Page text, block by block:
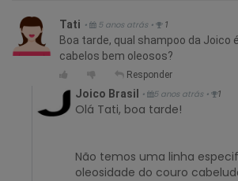
Tati • 5 anos atrás • 1
Boa tarde, qual shampoo da Joico
cabelos bem oleosos?
Responder
Joico Brasil • 5 anos atrás • 1
Olá Tati, boa tarde!
Não temos uma linha
oleosidade do couro